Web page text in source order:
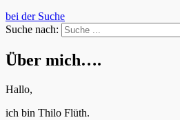
bei der Suche
Suche nach:
Über mich….
Hallo,
ich bin Thilo Flüth.